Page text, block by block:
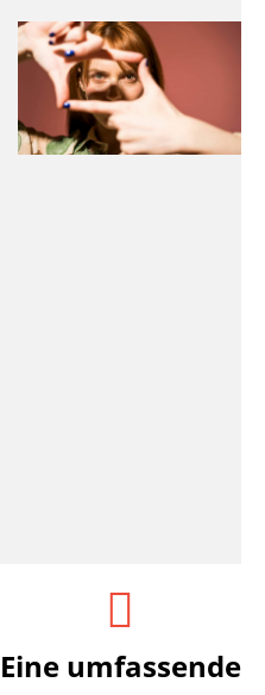
Eine umfassende